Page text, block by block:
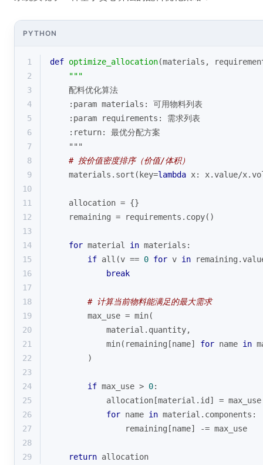
PYTHON
1 def optimize_allocation(materials,
2
"""
3
    配料优化算法
4
    :param materials: 可用物料列表
5
    :param requirements: 需求列表
6
    :return: 最优分配方案
7
    """
8
# 按价值密度排序（价值/体积）
9
    materials.sort(key=
lambda x: x.value/
10
11
    allocation = {}
12
    remaining = requirements.copy()
13
14
for material in materials:
15
if all (v == 0 for v in
16
break
17
18
# 计算当前物料能满足的最大需求
19
        max_use =
min(
20
            material.quantity,
21
min(remaining[name] for name in
22
        )
23
24
if max_use > 0:
25
            allocation[material.
id ] = max_use
26
for name in material.components:
27
                remaining[name] -= max_use
28
29
return allocation